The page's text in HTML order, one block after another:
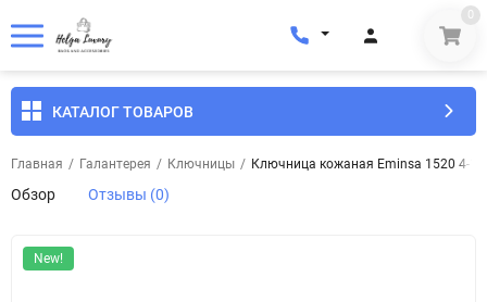
0
КАТАЛОГ ТОВАРОВ
Главная / Галантерея / Ключницы / Ключница кожаная Eminsa 1520 4-1
Обзор Отзывы (0)
New!